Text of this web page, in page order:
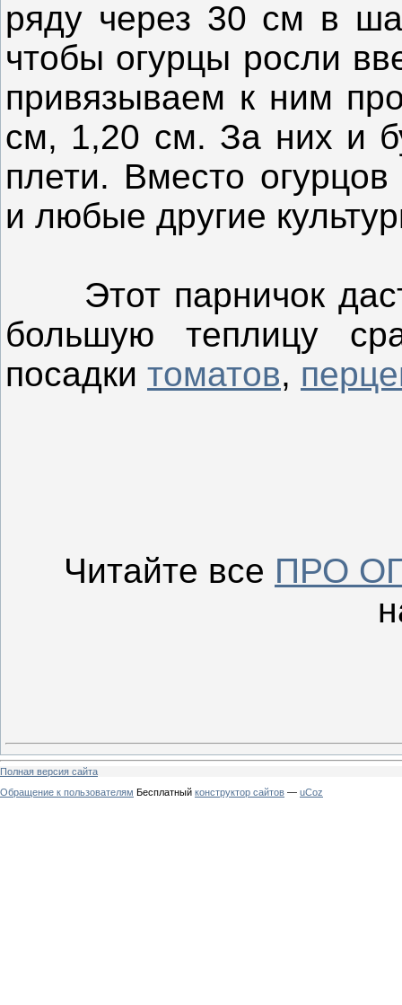
ряду через 30 см в
чтобы огурцы росли
привязываем к ним
см, 1,20 см. За них и
плети. Вместо
и любые другие
Этот парничок даст
большую теплицу
посадки томатов,
Читайте все ПРО
Полная версия сайта
Обращение к пользователям Бесплатный конструктор сайтов — uCoz